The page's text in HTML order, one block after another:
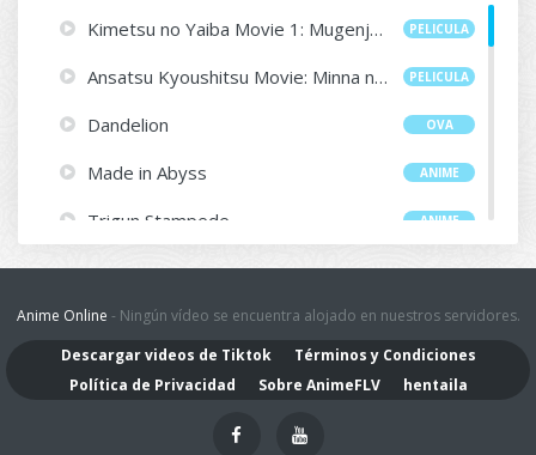
Kimetsu no Yaiba Movie 1: Mugenjou-hen - Akaza Sairai PELICULA
Ansatsu Kyoushitsu Movie: Minna no Jikan PELICULA
Dandelion OVA
Made in Abyss ANIME
Trigun Stampede ANIME
Enen no Shouboutai: Ni no Shou ANIME
Maou no Musume wa Yasashisugiru!! ANIME
One Punch Man S3 Latino ANIME
Anime Online - Ningún vídeo se encuentra alojado en nuestros servidores.
Descargar videos de Tiktok
Términos y Condiciones
Política de Privacidad
Sobre AnimeFLV hentaila